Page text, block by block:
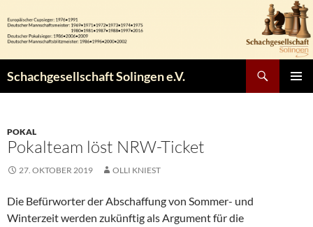
Inhalt
springen
Schachgesellschaft Solingen e.V.
POKAL
Pokalteam löst NRW-Ticket
27. OKTOBER 2019 OLLI KNIEST
Die Befürworter der Abschaffung von Sommer- und
Winterzeit werden zukünftig als Argument für die